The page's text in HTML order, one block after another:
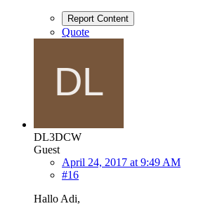
Report Content
Quote
DL3DCW
Guest
April 24, 2017 at 9:49 AM
#16
Hallo Adi,